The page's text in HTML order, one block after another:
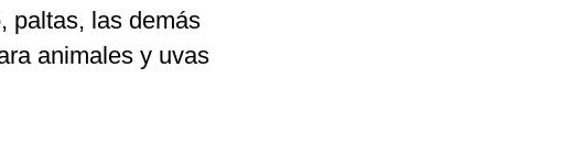
paltas, las demás
animales y uvas